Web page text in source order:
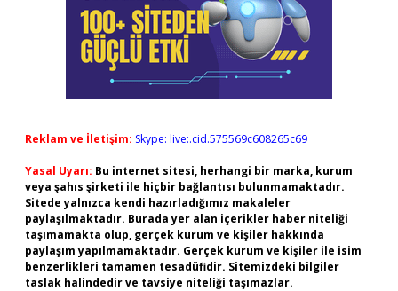
Reklam ve İletişim: Skype: live:.cid.575569c608265c69
Yasal Uyarı: Bu internet sitesi, herhangi bir marka, kurum
veya şahıs şirketi ile hiçbir bağlantısı bulunmamaktadır.
Sitede yalnızca kendi hazırladığımız makaleler
paylaşılmaktadır. Burada yer alan içerikler haber niteliği
taşımamakta olup, gerçek kurum ve kişiler hakkında
paylaşım yapılmamaktadır. Gerçek kurum ve kişiler ile isim
benzerlikleri tamamen tesadüfidir. Sitemizdeki bilgiler
taslak halindedir ve tavsiye niteliği taşımazlar.